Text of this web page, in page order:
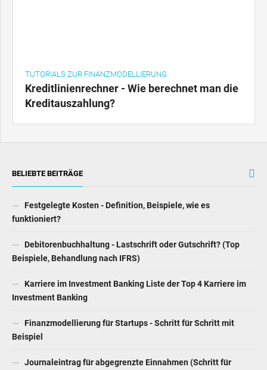
TUTORIALS ZUR FINANZMODELLIERUNG
Kreditlinienrechner - Wie berechnet man die
Kreditauszahlung?
BELIEBTE BEITRÄGE
Festgelegte Kosten - Definition, Beispiele, wie es
funktioniert?
Debitorenbuchhaltung - Lastschrift oder Gutschrift? (Top
Beispiele, Behandlung nach IFRS)
Karriere im Investment Banking Liste der Top 4 Karriere im
Investment Banking
Finanzmodellierung für Startups - Schritt für Schritt mit
Beispiel
Journaleintrag für abgegrenzte Einnahmen (Schritt für